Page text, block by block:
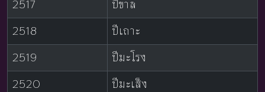
2517
ปีขาล
2518
ปีเถาะ
2519
ปีมะโรง
2520
ปีมะเส็ง